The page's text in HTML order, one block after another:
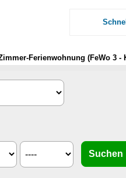
Ferienwohnung (FeWo 3 -